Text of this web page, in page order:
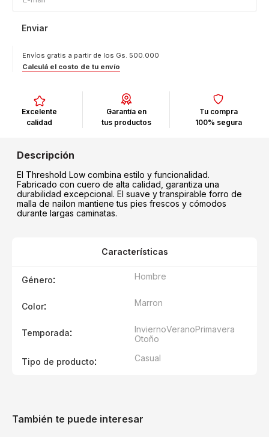
Enviar
Envíos gratis a partir de los Gs. 500.000
Calculá el costo de tu envío
Excelente
calidad
Garantía en
tus productos
Tu compra
100% segura
El Threshold Low combina estilo y funcionalidad.
Fabricado con cuero de alta calidad, garantiza una
durabilidad excepcional. El suave y transpirable forro de
malla de nailon mantiene tus pies frescos y cómodos
durante largas caminatas.
Características
Género: Hombre
Color: Marron
Temporada: InviernoVeranoPrimavera
Otoño
Tipo de producto: Casual
También te puede interesar